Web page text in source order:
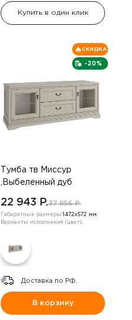
Купить в один клик
-20%
СКИДКА
Тумба тв Миссур
,Выбеленный дуб
22 943 P.37 856 P.
Габаритные размеры: 1472х572 мм
Варианты исполнения (цвет):
Доставка по РФ.
В корзину